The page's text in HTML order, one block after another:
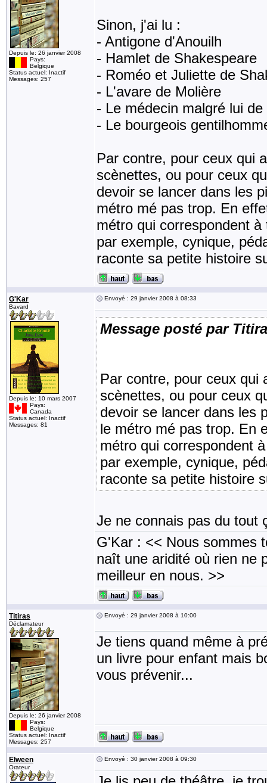
Depuis le: 26 janvier 2008
Pays:
Belgique
Status actuel: Inactif
Messages: 257
Sinon, j'ai lu :
- Antigone d'Anouilh
- Hamlet de Shakespeare
- Roméo et Juliette de
- L'avare de Molière
- Le médecin malgré lui de
- Le bourgeois
Par contre, pour ceux qui
scènettes, ou pour ceux
devoir se lancer dans les
métro mé pas trop. En
métro qui correspondent
par exemple, cynique,
raconte sa petite histoire
G'Kar
Bavard
Depuis le: 10 mars 2007
Pays:
Canada
Status actuel: Inactif
Messages: 81
Envoyé : 29 janvier 2008 à 08:33
Message posté par
Par contre, pour ceux qui
scènettes, ou pour ceux
devoir se lancer dans les
le métro mé pas trop. En
métro qui correspondent
par exemple, cynique,
raconte sa petite histoire
Je ne connais pas du tout
G'Kar : << Nous sommes
naît une aridité où rien ne
meilleur en nous. >>
Titiras
Déclamateur
Depuis le: 26 janvier 2008
Pays:
Belgique
Status actuel: Inactif
Messages: 257
Envoyé : 29 janvier 2008 à 10:00
Je tiens quand même à
un livre pour enfant mais
vous prévenir...
Elween
Orateur
Envoyé : 30 janvier 2008 à 09:30